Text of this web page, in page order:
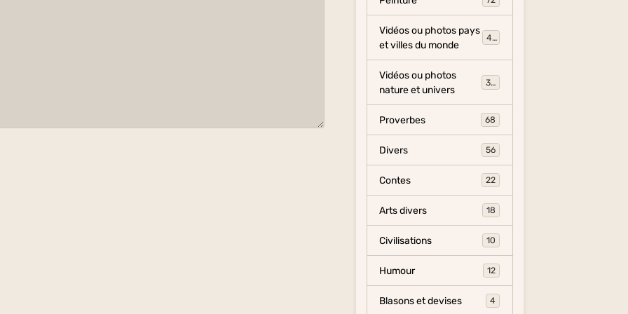
Vidéos ou photos pays
et villes du monde
454
Vidéos ou photos
nature et univers
325
Proverbes 68
Divers 56
Contes 22
Arts divers 18
Civilisations 10
Humour 12
Blasons et devises 4